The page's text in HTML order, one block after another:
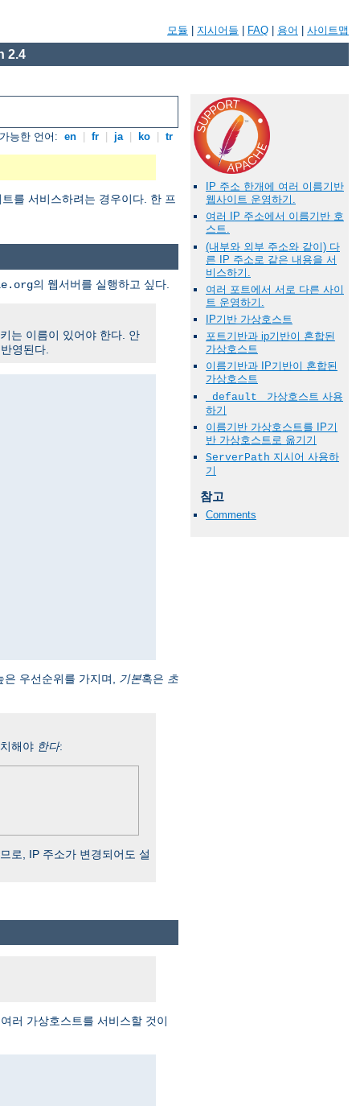
모듈 지시어들 FAQ 용어 사이트맵
2.4
가능한 언어: en fr ja ko tr
를 서비스하려는 경우이다. 한 프
IP 주소 한개에 여러 이름기반
웹사이트 운영하기.
여러 IP 주소에서 이름기반 호
스트.
(내부와 외부 주소와 같이) 다
른 IP 주소로 같은 내용을 서
비스하기.
여러 포트에서 서로 다른 사이
트 운영하기.
IP기반 가상호스트
포트기반과 ip기반이 혼합된
가상호스트
이름기반과 IP기반이 혼합된
가상호스트
_default_
가상호스트 사용
하기
이름기반 가상호스트를 IP기
반 가상호스트로 옮기기
ServerPath 지시어 사용하
기
참고
Comments
의 웹서버를 실행하고 싶다.
는 이름이 있어야 한다. 안
영된다.
우선순위를 가지며, 기본혹은 초
해야 한다:
로, IP 주소가 변경되어도 설
러 가상호스트를 서비스할 것이